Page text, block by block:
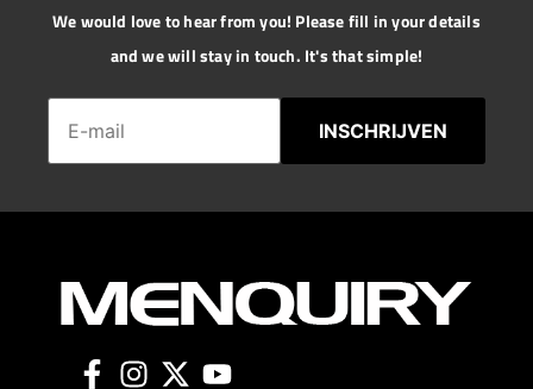
We would love to hear from you! Please fill in your details
and we will stay in touch. It's that simple!
INSCHRIJVEN